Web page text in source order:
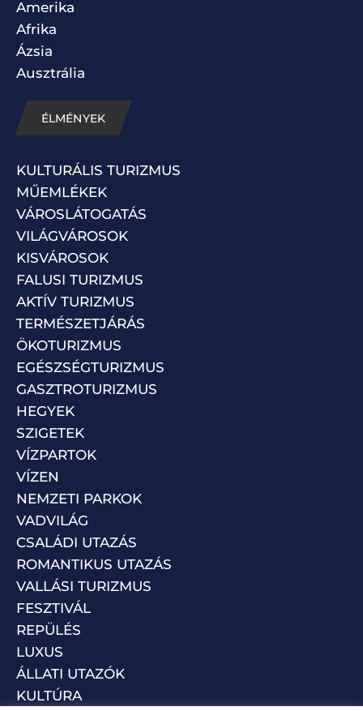
Amerika
Afrika
Ázsia
Ausztrália
ÉLMÉNYEK
KULTURÁLIS TURIZMUS
MŰEMLÉKEK
VÁROSLÁTOGATÁS
VILÁGVÁROSOK
KISVÁROSOK
FALUSI TURIZMUS
AKTÍV TURIZMUS
TERMÉSZETJÁRÁS
ÖKOTURIZMUS
EGÉSZSÉGTURIZMUS
GASZTROTURIZMUS
HEGYEK
SZIGETEK
VÍZPARTOK
VÍZEN
NEMZETI PARKOK
VADVILÁG
CSALÁDI UTAZÁS
ROMANTIKUS UTAZÁS
VALLÁSI TURIZMUS
FESZTIVÁL
REPÜLÉS
LUXUS
ÁLLATI UTAZÓK
KULTÚRA